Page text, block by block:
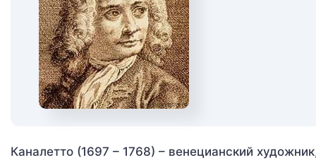
Каналетто (1697 – 1768) – венецианский